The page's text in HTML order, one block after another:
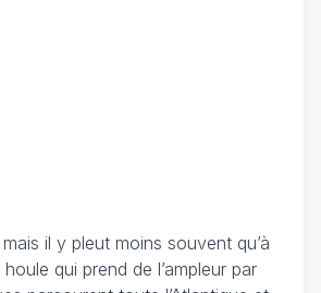
il y pleut moins souvent qu’à
qui prend de l’ampleur par